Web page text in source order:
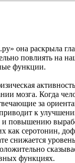
она раскрыла
повлиять на
функции.
мозга. Когда
за
к
и повышению
как серотонин,
снижается
функциях.